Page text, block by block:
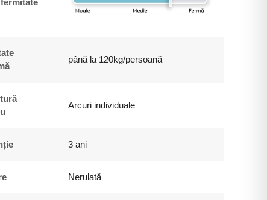
până la 120kg/persoană
Arcuri individuale
3 ani
Nerulată